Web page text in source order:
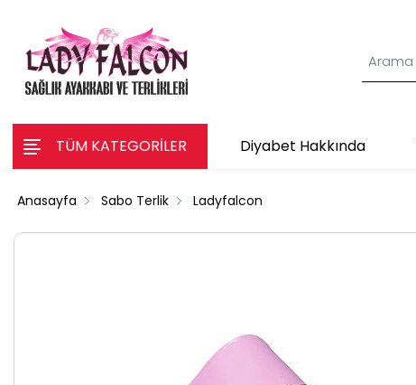
TÜM KATEGORİLER Diyabet Hakkında
Anasayfa Sabo Terlik Ladyfalcon